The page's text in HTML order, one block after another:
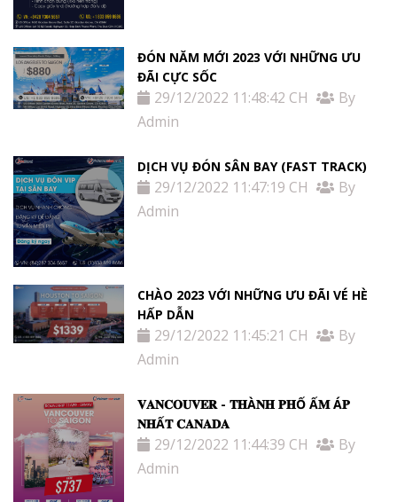
ĐÓN NĂM MỚI 2023 VỚI NHỮNG ƯU
ĐÃI CỰC SỐC
29/12/2022 11:48:42 CH
By
Admin
DỊCH VỤ ĐÓN SÂN BAY (FAST TRACK)
29/12/2022 11:47:19 CH
By
Admin
CHÀO 2023 VỚI NHỮNG ƯU ĐÃI VÉ HÈ
HẤP DẪN
29/12/2022 11:45:21 CH
By
Admin
𝐕𝐀𝐍𝐂𝐎𝐔𝐕𝐄𝐑 - 𝐓𝐇À𝐍𝐇 𝐏𝐇Ố Ấ𝐌 Á𝐏
𝐍𝐇Ấ𝐓 𝐂𝐀𝐍𝐀𝐃𝐀
29/12/2022 11:44:39 CH
By
Admin